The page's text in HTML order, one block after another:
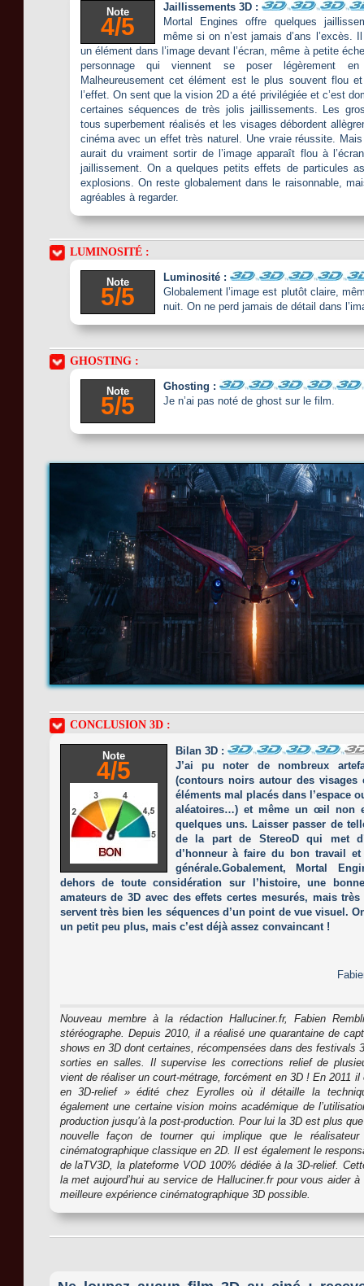
Note
4/5
Jaillissements 3D :
Mortal Engines offre quelques
même si on n’est jamais d’ans l’excès.
un élément dans l’image devant l’écran, même à petite
personnage qui viennent se poser légèrement
Malheureusement cet élément est le plus souvent flou
l’effet. On sent que la vision 2D a été privilégiée et c’est
certaines séquences de très jolis jaillissements. Les
tous superbement réalisés et les visages débordent
cinéma avec un effet très naturel. Une vraie réussite.
aurait du vraiment sortir de l’image apparaît flou à
jaillissement. On a quelques petits effets de particules
explosions. On reste globalement dans le raisonnable,
agréables à regarder.
LUMINOSITÉ :
Note
5/5
Luminosité :
Globalement l’image est plutôt claire,
nuit. On ne perd jamais de détail dans
GHOSTING :
Note
5/5
Ghosting :
Je n’ai pas noté de ghost sur le film.
CONCLUSION 3D :
Note
4/5
Bilan 3D :
J’ai pu noter de nombreux
(contours noirs autour des
éléments mal placés dans l’espace
aléatoires…) et même un œil non
quelques uns. Laisser passer de
de la part de StereoD qui met
d’honneur à faire du bon travail et
générale.Gobalement, Mortal
dehors de toute considération sur l’histoire, une
amateurs de 3D avec des effets certes mesurés, mais
servent très bien les séquences d’un point de vue visuel.
un petit peu plus, mais c’est déjà assez convaincant !
Nouveau membre à la rédaction Halluciner.fr, Fabien
stéréographe. Depuis 2010, il a réalisé une quarantaine de
shows en 3D dont certaines, récompensées dans des festivals
sorties en salles. Il supervise les corrections relief de
vient de réaliser un court-métrage, forcément en 3D ! En 2011 il
en 3D-relief » édité chez Eyrolles où il détaille la
également une certaine vision moins académique de
production jusqu’à la post-production. Pour lui la 3D est plus
nouvelle façon de tourner qui implique que le
cinématographique classique en 2D. Il est également le
de laTV3D, la plateforme VOD 100% dédiée à la 3D-relief.
la met aujourd’hui au service de Halluciner.fr pour vous aider
meilleure expérience cinématographique 3D possible.